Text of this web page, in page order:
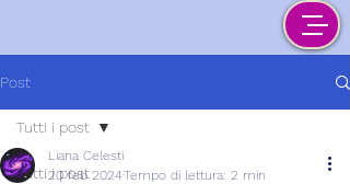
Post
Tutti i post
Tutti i post
Liana Celesti
20 feb 2024Tempo di lettura: 2 min